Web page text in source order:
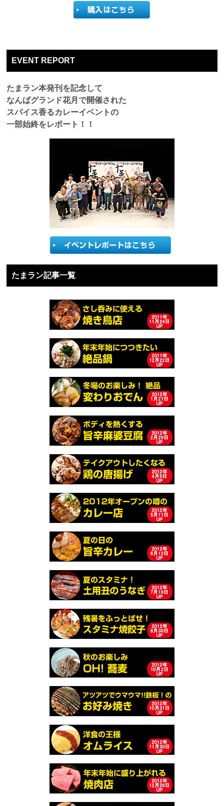
EVENT REPORT
たまラン本発刊を記念して
なんばグランド花月で開催された
スパイス香るカレーイベントの
一部始終をレポート！！
たまラン記事一覧